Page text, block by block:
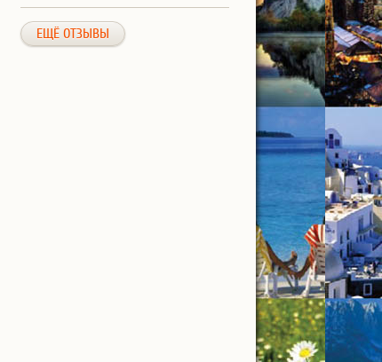
ЕЩЁ ОТЗЫВЫ